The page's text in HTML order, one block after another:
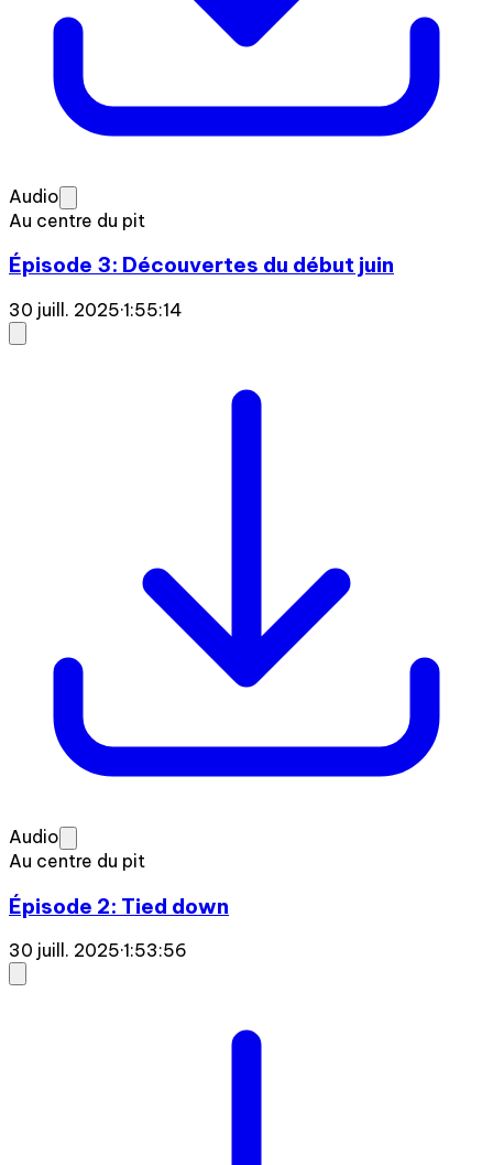
Audio
Au centre du pit
Épisode 3: Découvertes du début juin
30 juill. 2025·1:55:14
Audio
Au centre du pit
Épisode 2: Tied down
30 juill. 2025·1:53:56